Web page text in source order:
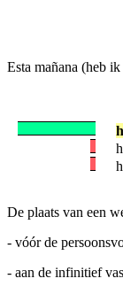
Esta mañana (heb
De plaats van een
- vóór de
- aan de infinitief